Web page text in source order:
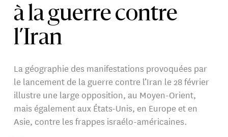
à la guerre contre
l’Iran
La géographie des manifestations provoquées par
le lancement de la guerre contre l’Iran le 28 février
illustre une large opposition, au Moyen-Orient,
mais également aux États-Unis, en Europe et en
Asie, contre les frappes israélo-américaines.